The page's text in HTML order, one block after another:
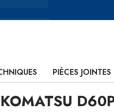
PIÈCES JOINTES